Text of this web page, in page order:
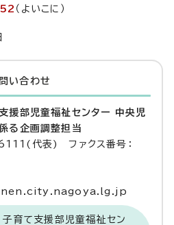
（よいこに）
い合わせ
援部児童福祉センター 中央児
る企画調整担当
代表) ファクス番号：
育て支援部児童福祉セン